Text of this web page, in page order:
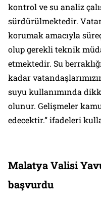
kontrol ve su analiz
sürdürülmektedir.
korumak amacıyla
olup gerekli teknik
etmektedir. Su
kadar
suyu kullanımında
olunur. Gelişmeler
edecektir.” ifadeleri
Malatya Valisi
başvurdu